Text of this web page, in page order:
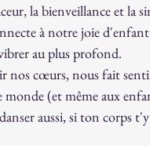
la bienveillance et la
à notre joie
au plus profond.
nos cœurs, nous fait
monde (et même aux
aussi, si ton corps